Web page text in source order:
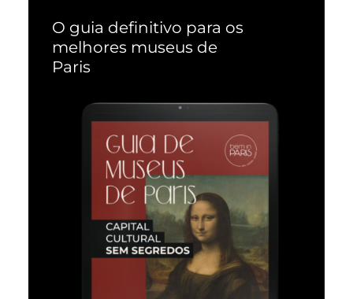
O guia definitivo para os
melhores museus de
Paris